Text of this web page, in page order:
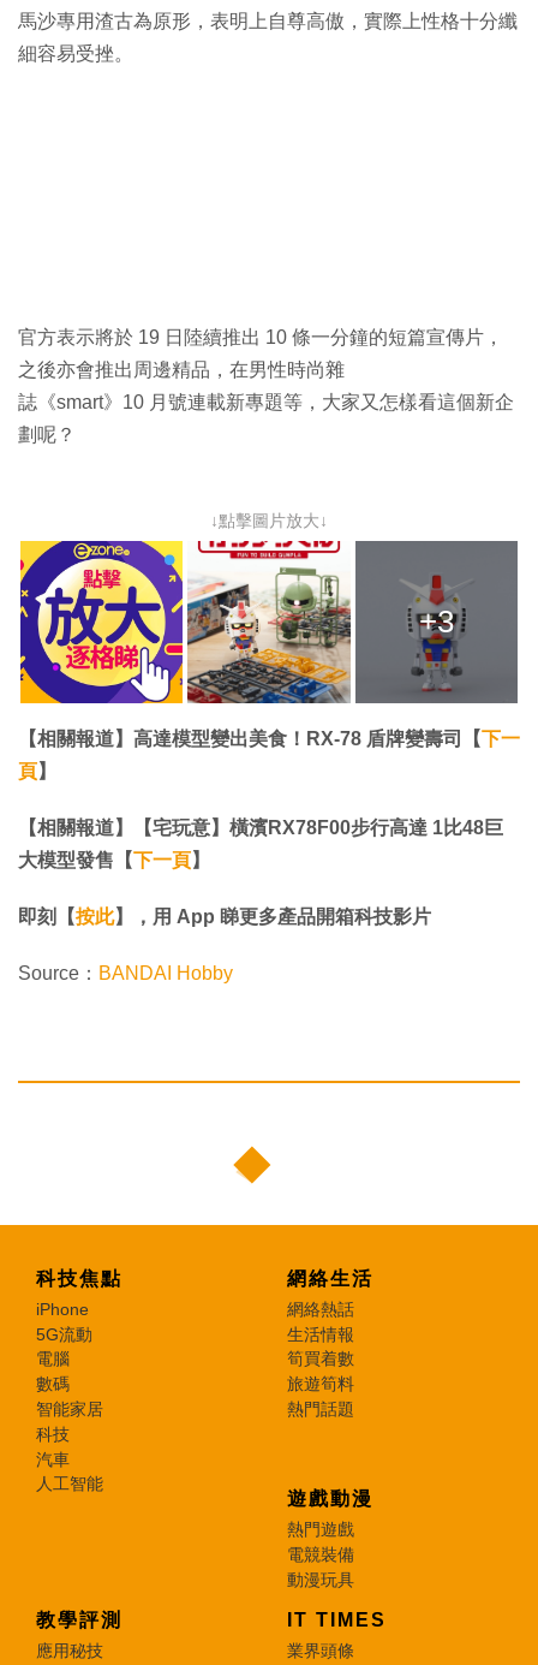
馬沙專用渣古為原形，表明上自尊高傲，實際上性格十分纖
細容易受挫。
官方表示將於 19 日陸續推出 10 條一分鐘的短篇宣傳片，
之後亦會推出周邊精品，在男性時尚雜
誌《smart》10 月號連載新專題等，大家又怎樣看這個新企
劃呢？
↓點擊圖片放大↓
+3
【相關報道】高達模型變出美食！RX-78 盾牌變壽司【下一
頁】
【相關報道】【宅玩意】橫濱RX78F00步行高達 1比48巨
大模型發售【下一頁】
即刻【按此】，用 App 睇更多產品開箱科技影片
Source： BANDAI Hobby
科技焦點
iPhone
5G流動
電腦
數碼
智能家居
科技
汽車
人工智能
網絡生活
網絡熱話
生活情報
筍買着數
旅遊筍料
熱門話題
遊戲動漫
熱門遊戲
電競裝備
動漫玩具
教學評測
應用秘技
IT TIMES
業界頭條